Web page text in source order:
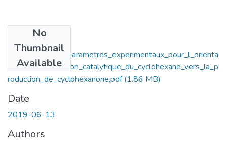
No
Thumbnail
Available
ptimisation_des_parametres_experimentaux_pour_l_orienta
tion_de_l_oxydation_catalytique_du_cyclohexane_vers_la_p
roduction_de_cyclohexanone.pdf(1.86 MB)
Date
2019-06-13
Authors